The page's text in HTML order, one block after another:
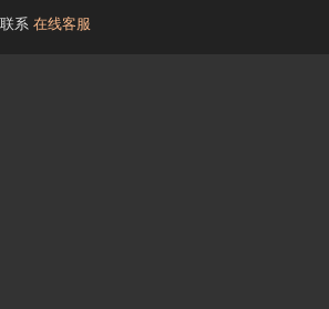
系 在线客服